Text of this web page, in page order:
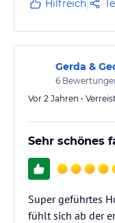
Hilfreich
Gerda &
6
Vor 2 Jahren •
Sehr schönes
Super geführtes
fühlt sich ab der